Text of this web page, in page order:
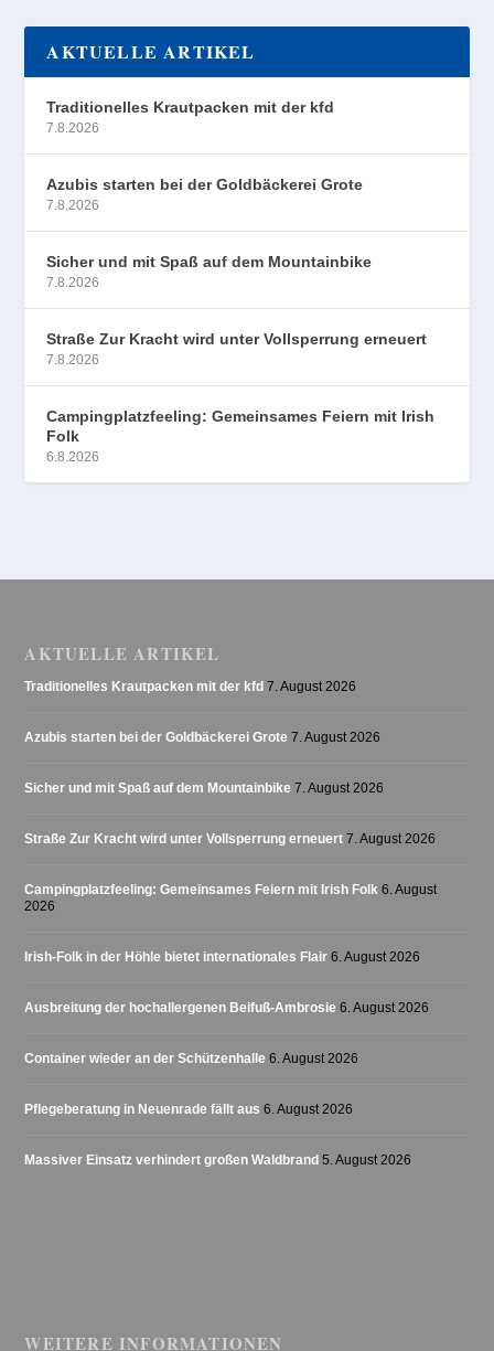
AKTUELLE ARTIKEL
Traditionelles Krautpacken mit der kfd
7.8.2026
Azubis starten bei der Goldbäckerei Grote
7.8.2026
Sicher und mit Spaß auf dem Mountainbike
7.8.2026
Straße Zur Kracht wird unter Vollsperrung erneuert
7.8.2026
Campingplatzfeeling: Gemeinsames Feiern mit Irish
Folk
6.8.2026
AKTUELLE ARTIKEL
Traditionelles Krautpacken mit der kfd 7. August 2026
Azubis starten bei der Goldbäckerei Grote 7. August 2026
Sicher und mit Spaß auf dem Mountainbike 7. August 2026
Straße Zur Kracht wird unter Vollsperrung erneuert 7. August 2026
Campingplatzfeeling: Gemeinsames Feiern mit Irish Folk 6. August
2026
Irish-Folk in der Höhle bietet internationales Flair 6. August 2026
Ausbreitung der hochallergenen Beifuß-Ambrosie 6. August 2026
Container wieder an der Schützenhalle 6. August 2026
Pflegeberatung in Neuenrade fällt aus 6. August 2026
Massiver Einsatz verhindert großen Waldbrand 5. August 2026
WEITERE INFORMATIONEN